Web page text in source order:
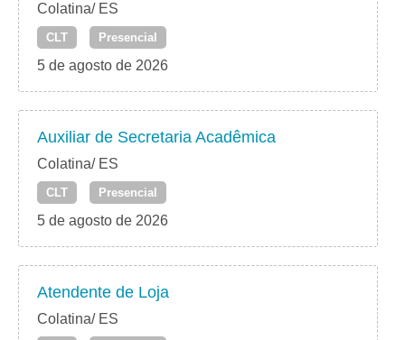
Colatina/ ES
CLT Presencial
5 de agosto de 2026
Auxiliar de Secretaria Acadêmica
Colatina/ ES
CLT Presencial
5 de agosto de 2026
Atendente de Loja
Colatina/ ES